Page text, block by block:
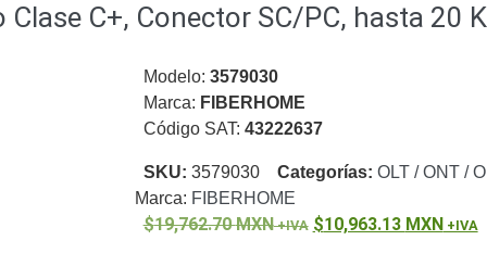
para Computadora y SmartphonesCajas de
Gabinetes de Acero para DVR y NVR
Gabinetes para
y Brackets para Cámaras Partes o
Transceptores de Video
Cable Coaxial y ConectoresCables Armados -
Para Alimentación y ElectricidadRG59 Tipo
Clase C+, Conector SC/PC, hasta 20
Modelo: 3579030
Marca: FIBERHOME
Código SAT: 43222637
SKU: 3579030 Categorías: OLT / ONT /
Marca: FIBERHOME
19,762.70MXN 10,963.13 MXN